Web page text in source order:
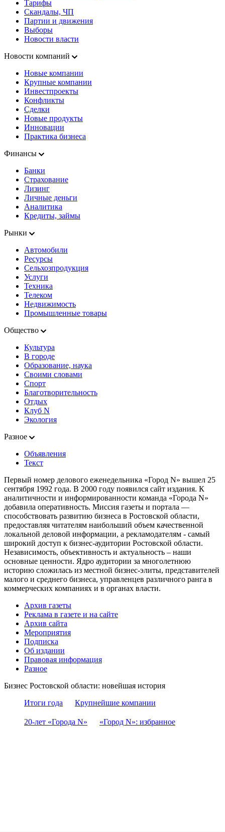
Тарифы
Скандалы, ЧП
Партии и движения
Выборы
Новости власти
Новости компаний
Новые компании
Крупные компании
Инвестпроекты
Конфликты
Сделки
Новые продукты
Инновации
Практика бизнеса
Финансы
Банки
Страхование
Лизинг
Личные деньги
Аналитика
Кредиты, займы
Рынки
Автомобили
Ресурсы
Сельхозпродукция
Услуги
Техника
Телеком
Недвижимость
Промышленные товары
Общество
Культура
В городе
Образование, наука
Своими словами
Спорт
Благотворительность
Отдых
Клуб N
Экология
Разное
Объявления
Текст
Первый номер делового еженедельника «Город N» вышел 25
сентября 1992 года. В 2000 году появился сайт издания. К
аналитичности и информированности команда «Города N»
добавила оперативность. Миссия газеты и портала —
способствовать развитию бизнеса в Ростовской области,
предоставляя читателям наибольший объем качественной
локальной деловой информации, а рекламодателям - самый
широкий доступ к бизнес-аудитории Ростовской области.
Независимость, объективность и актуальность – наши
основные ценности. Ядро аудитории за многолетнюю
историю сложилась из местной бизнес-элиты, представителей
малого и среднего бизнеса, управленцев различного ранга в
коммерческих компаниях и в органах власти.
Архив газеты
Реклама в газете и на сайте
Архив сайта
Мероприятия
Подписка
Об издании
Правовая информация
Разное
Бизнес Ростовской области: новейшая история
Итоги года
Крупнейшие компании
20-лет «Города N» «Город N»: избранное